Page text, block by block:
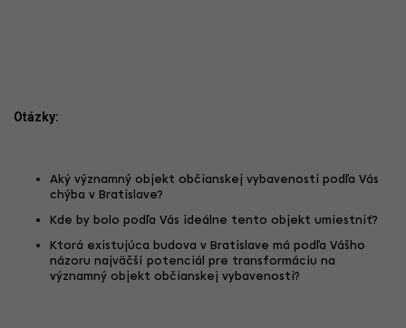
Otázky:
Aký významný objekt občianskej vybavenosti podľa Vás
chýba v Bratislave?
Kde by bolo podľa Vás ideálne tento objekt umiestniť?
Ktorá existujúca budova v Bratislave má podľa Vášho
názoru najväčší potenciál pre transformáciu na
významný objekt občianskej vybavenosti?